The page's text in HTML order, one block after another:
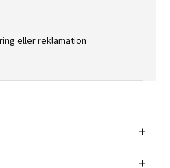
eller reklamation